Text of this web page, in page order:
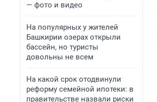
— фото и видео
На популярных у жителей
Башкирии озерах открыли
бассейн, но туристы
довольны не всем
На какой срок отодвинули
реформу семейной ипотеки: в
правительстве назвали риски